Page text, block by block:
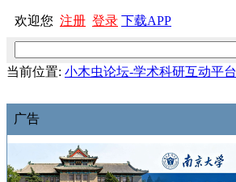
欢迎您 注册 登录 下载APP
当前位置: 小木虫论坛-学术科研互动平台
广告